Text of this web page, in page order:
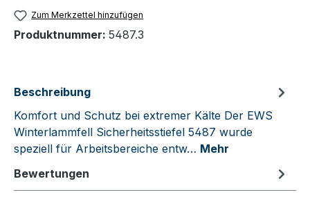
Zum Merkzettel hinzufügen
Produktnummer: 5487.3
Beschreibung
Komfort und Schutz bei extremer Kälte Der EWS
Winterlammfell Sicherheitsstiefel 5487 wurde
speziell für Arbeitsbereiche entw… Mehr
Bewertungen